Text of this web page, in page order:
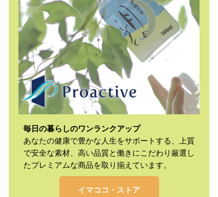
毎日の暮らしのワンランクアップ
あなたの健康で豊かな人生をサポートする、上質
で安全な素材、高い品質と働きにこだわり厳選し
たプレミアムな商品を取り揃えています。
イマココ・ストア